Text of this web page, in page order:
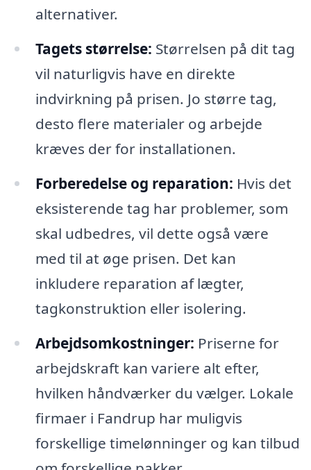
alternativer.
Tagets størrelse: Størrelsen på dit tag
vil naturligvis have en direkte
indvirkning på prisen. Jo større tag,
desto flere materialer og arbejde
kræves der for installationen.
Forberedelse og reparation: Hvis det
eksisterende tag har problemer, som
skal udbedres, vil dette også være
med til at øge prisen. Det kan
inkludere reparation af lægter,
tagkonstruktion eller isolering.
Arbejdsomkostninger: Priserne for
arbejdskraft kan variere alt efter,
hvilken håndværker du vælger. Lokale
firmaer i Fandrup har muligvis
forskellige timelønninger og kan tilbud